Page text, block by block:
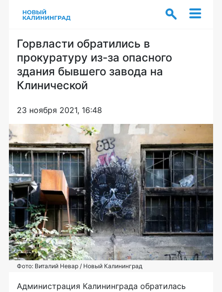
Горвласти обратились в
прокуратуру из-за опасного
здания бывшего завода на
Клинической
23 ноября 2021, 16:48
Фото: Виталий Невар / Новый Калининград
Администрация Калининграда обратилась